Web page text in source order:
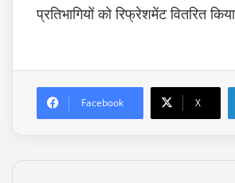
प्रतिभागियों को रिफ्रेशमेंट वितरित
Facebook X